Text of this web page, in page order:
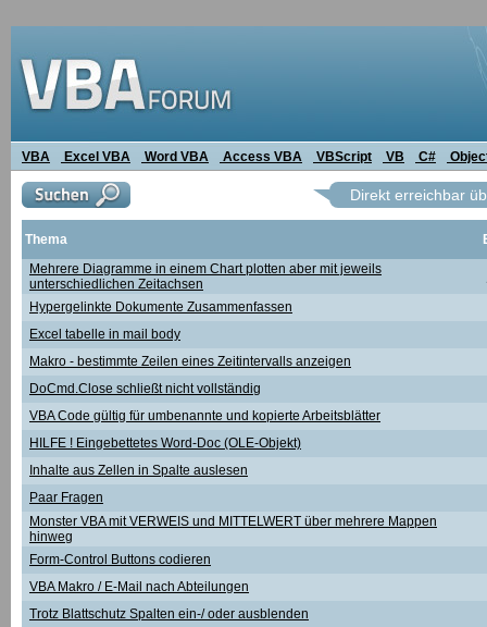
VBA Excel VBA Word VBA Access VBA VBScript VB C#
Direkt erreichbar
Thema
Mehrere Diagramme in einem Chart plotten aber mit jeweils
unterschiedlichen Zeitachsen
Hypergelinkte Dokumente Zusammenfassen
Excel tabelle in mail body
Makro - bestimmte Zeilen eines Zeitintervalls anzeigen
DoCmd.Close schließt nicht vollständig
VBA Code gültig für umbenannte und kopierte Arbeitsblätter
HILFE ! Eingebettetes Word-Doc (OLE-Objekt)
Inhalte aus Zellen in Spalte auslesen
Paar Fragen
Monster VBA mit VERWEIS und MITTELWERT über mehrere Mappen
hinweg
Form-Control Buttons codieren
VBA Makro / E-Mail nach Abteilungen
Trotz Blattschutz Spalten ein-/ oder ausblenden